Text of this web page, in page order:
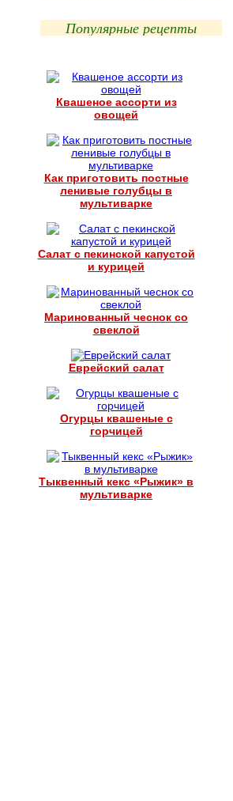
Популярные рецепты
Квашеное ассорти из
овощей
Как приготовить постные
ленивые голубцы в
мультиварке
Салат с пекинской капустой
и курицей
Маринованный чеснок со
свеклой
Еврейский салат
Огурцы квашеные с
горчицей
Тыквенный кекс «Рыжик» в
мультиварке